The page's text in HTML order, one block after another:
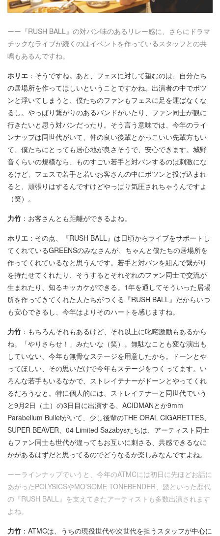
ーー『RUSH BALL』の対バン味のあるリレー感に、さらにドラマ
チックなライブが続くのはイベントを作っているスタッフとの共
鳴もあるんですね。
ホリエ ：そうですね。あと、フェスに対して望むのは、自分たち
の居場所を作ってほしいということですかね。出演者の中でポツ
ンと浮いてしまうと、僕たちのファンもフェスに足を運ばなくな
るし。やっぱり繋がりのあるバンドがいたり、ファン同士が観に
行きたいと思う対バンだったり。そう言う意味では、今年のライ
ンナップは同世代がいて、仲の良い後輩とかっこいい先輩方もい
て、僕たちにとっても居心地が良さそうで、安心できます。 城野
音くらいの規模なら、ものすごい若手と対バンするのは刺激にな
るけど、フェスで若手と若いお客さんの中にポツンと投げ込まれ
ると、頑張りはするんですけどやっぱり気圧されちゃうんですよ
（笑）。
力竹 ：お客さんとも距離ができるよね。
ホリエ ：その点、『RUSH BALL』は日頃からライブをサポートし
てくれているGREENSのみなさんが、ちゃんと僕たちの居場所を
作ってくれているなと思うんです。若手と対バンを組んで繋がり
を持たせてくれたり、そうするとそれぞれのファン同士で交流が
生まれたり、知るキッカケができる。1年を通してそういった居場
所を作ってきてくれた人たちがつくる『RUSH BALL』だからいつ
も安心できるし、今年はよりそのハートを感じますね。
力竹 ：もちろんそれもあるけど、それ以上に叱咤激励もあるから
ね。「やりさらせ！」みたいな（笑）。無駄なことも変な演出も
していない、今年も無骨なステージを用意したから。ドーンとや
ってほしい、その思いだけで今年もステージをつくってます。い
ろんな若手もいるなかで、ストレイテナーがドーンとやってくれ
るだろうなと。特に個人的には、ストレイテナーと同世代でいう
と9月2日（土）の3日目に出演する、ACIDMANとか9mm
Parabellum Bulletがいて、少し後輩のTHE ORAL CIGARETTES、
SUPER BEAVER、04 Limited Sazabysたちは、アーティスト同士
もファン同士も世代が違ってもお互いに刺さる、共感できるなに
かがあるはずだと思ってるのでどうなるか楽しみなんですよね。
ーーラインナップでいうと、今年のATMCには初日に先ほどお話に
あがったPOLYSICSやMO'SOME TONEBENDER、髭といった歴代
の『RUSH BALL』を支えてきたアーティストも多数出演されます
よね。
力竹 ：ATMCは、うちの現役世代や次世代を担うスタッフが中心に